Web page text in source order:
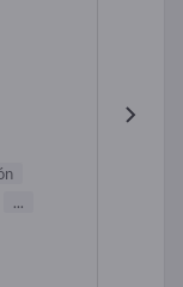
...